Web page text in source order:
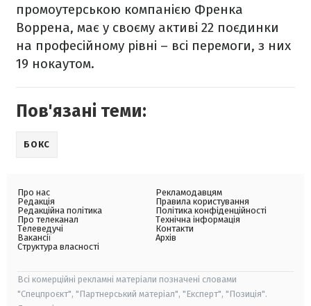
промоутерською компанією Френка
Воррена, має у своєму активі 22 поєдинки
на професійному рівні – всі перемоги, з них
19 нокаутом.
Пов'язані теми:
БОКС
Про нас
Редакція
Редакційна політика
Про телеканал
Телеведучі
Вакансії
Структура власності
Рекламодавцям
Правила користування
Політика конфіденційності
Технічна інформація
Контакти
Архів
Всі комерційні рекламні матеріали позначені словами
"Спецпроєкт", "Партнерський матеріал", "Експерт", "Позиція".